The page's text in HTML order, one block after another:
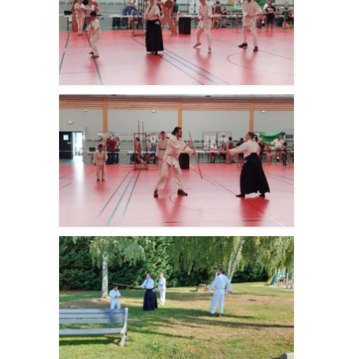
Jo Suburi
Kata 31
Lexique
Stages
Agenda – Inscription
Inscription en ligne
Communication
Photos-Presse
Liens